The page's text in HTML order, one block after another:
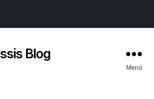
Blog
Menü